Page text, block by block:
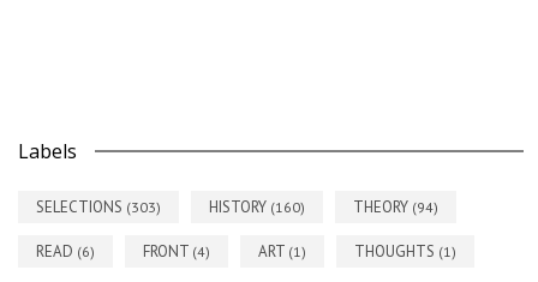
Labels
SELECTIONS (303) HISTORY (160) THEORY (94)
READ (6) FRONT (4) ART (1) THOUGHTS (1)